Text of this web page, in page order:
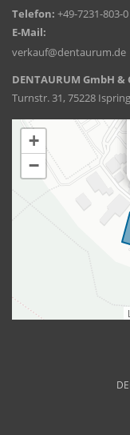
Telefon: +49-7231-803-0
E-Mail:
verkauf@dentaurum.de
DENTAURUM GmbH &
Turnstr. 31, 75228